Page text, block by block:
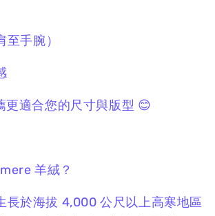
手腕）
更適合您的尺寸與版型 😊
羊絨？
長於海拔 4,000 公尺以上高寒地區